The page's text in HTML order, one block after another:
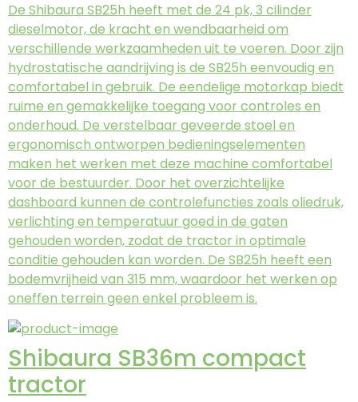
De Shibaura SB25h heeft met de 24 pk, 3 cilinder
dieselmotor, de kracht en wendbaarheid om
verschillende werkzaamheden uit te voeren. Door zijn
hydrostatische aandrijving is de SB25h eenvoudig en
comfortabel in gebruik. De eendelige motorkap biedt
ruime en gemakkelijke toegang voor controles en
onderhoud. De verstelbaar geveerde stoel en
ergonomisch ontworpen bedieningselementen
maken het werken met deze machine comfortabel
voor de bestuurder. Door het overzichtelijke
dashboard kunnen de controlefuncties zoals oliedruk,
verlichting en temperatuur goed in de gaten
gehouden worden, zodat de tractor in optimale
conditie gehouden kan worden. De SB25h heeft een
bodemvrijheid van 315 mm, waardoor het werken op
oneffen terrein geen enkel probleem is.
Shibaura SB36m compact
tractor